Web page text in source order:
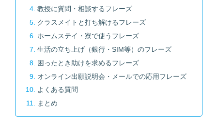
教授に質問・相談するフレーズ
クラスメイトと打ち解けるフレーズ
ホームステイ・寮で使うフレーズ
生活の立ち上げ（銀行・SIM等）のフレーズ
困ったとき助けを求めるフレーズ
オンライン出願説明会・メールでの応用フレーズ
よくある質問
まとめ